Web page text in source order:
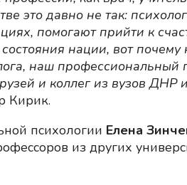
это давно не так:
помогают прийти к
нации, вот
наш профессиональный
и коллег из вузов ДНР
Кирик.
психологии Елена
из других